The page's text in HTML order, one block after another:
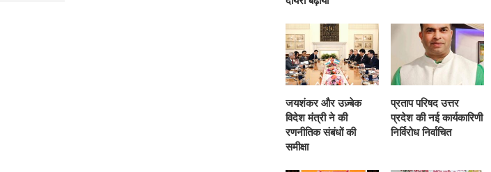
जयशंकर और उज़्बेक
विदेश मंत्री ने की
रणनीतिक संबंधों की
समीक्षा
प्रताप परिषद उत्तर
प्रदेश की नई कार्यकारिणी
निर्विरोध निर्वाचित